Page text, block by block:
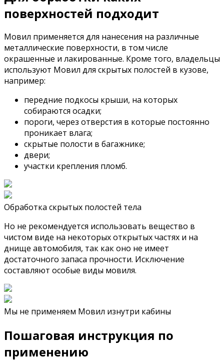
поверхностей подходит
Мовил ​​применяется для нанесения на различные
металлические поверхности, в том числе
окрашенные и лакированные. Кроме того, владельцы
используют Мовил ​​для скрытых полостей в кузове,
например:
передние подкосы крыши, на которых
собираются осадки;
пороги, через отверстия в которые постоянно
проникает влага;
скрытые полости в багажнике;
двери;
участки крепления пломб.
Обработка скрытых полостей тела
Но не рекомендуется использовать вещество в
чистом виде на некоторых открытых частях и на
днище автомобиля, так как оно не имеет
достаточного запаса прочности. Исключение
составляют особые виды мовиля.
Мы не применяем Мовил ​​изнутри кабины
Пошаговая инструкция по
применению